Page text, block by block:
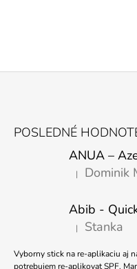
POSLEDNÉ
Hodnotenie
| Dominik
Hodnotenie
| Stanka
Vyborny stick na re-aplikaciu aj
potrebujem re-aplikovat SPF.